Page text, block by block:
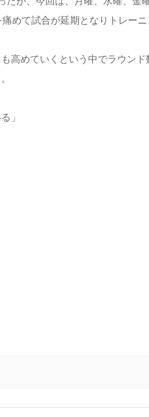
めて試合が延期となりトレーニ
高めていくという中でラウンド
」